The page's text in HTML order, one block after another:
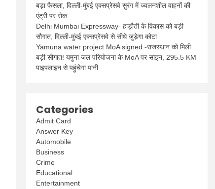
बड़ा फैसला, दिल्ली-मुंबई एक्सप्रेसवे सुरंग में ज्वलनशील वाहनों की
एंट्री पर रोक
Delhi Mumbai Expressway- हाड़ौती के विकास को बड़ी
सौगात, दिल्ली-मुंबई एक्सप्रेसवे से सीधे जुड़ेगा कोटा
Yamuna water project MoA signed -राजस्थान को मिली
बड़ी सौगात! यमुना जल परियोजना के MoA पर साइन, 295.5 KM
पाइपलाइन से पहुंचेगा पानी
Categories
Admit Card
Answer Key
Automobile
Business
Crime
Educational
Entertainment